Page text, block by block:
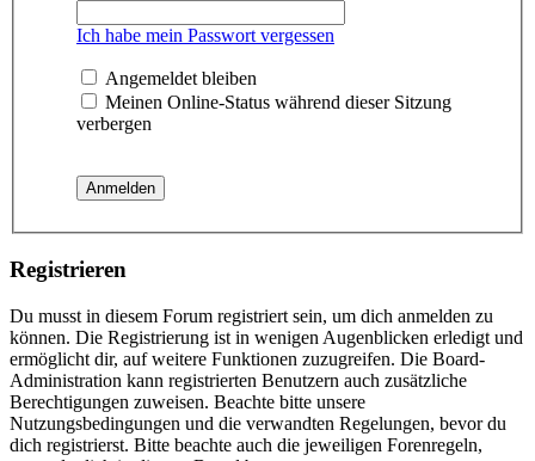
Ich habe mein Passwort vergessen
Angemeldet bleiben
Meinen Online-Status während dieser Sitzung
verbergen
Registrieren
Du musst in diesem Forum registriert sein, um dich anmelden zu
können. Die Registrierung ist in wenigen Augenblicken erledigt und
ermöglicht dir, auf weitere Funktionen zuzugreifen. Die Board-
Administration kann registrierten Benutzern auch zusätzliche
Berechtigungen zuweisen. Beachte bitte unsere
Nutzungsbedingungen und die verwandten Regelungen, bevor du
dich registrierst. Bitte beachte auch die jeweiligen Forenregeln,